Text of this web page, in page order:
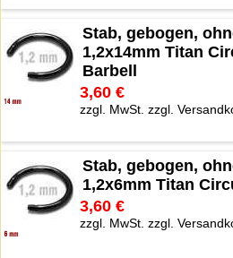
Stab, gebogen,
1,2x14mm Titan
Barbell
3,60 €
zzgl. MwSt. zzgl.
Stab, gebogen,
1,2x6mm Titan
3,60 €
zzgl. MwSt. zzgl.